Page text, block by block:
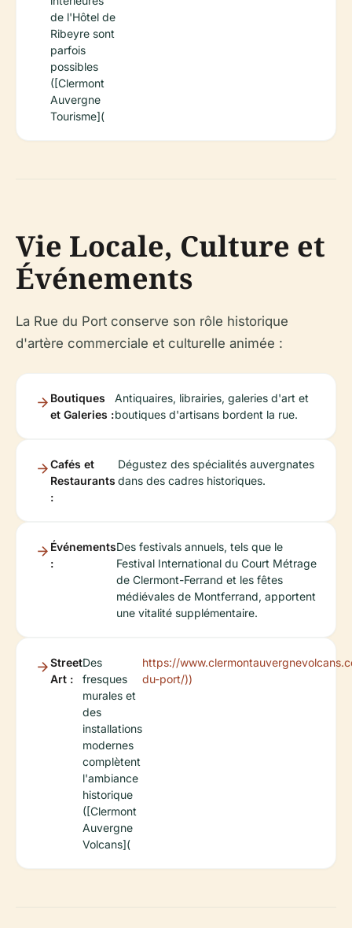
de l'Hôtel de
Ribeyre sont
parfois
possibles
([Clermont
Auvergne
Tourisme](
Vie Locale, Culture et
Événements
La Rue du Port conserve son rôle historique
d'artère commerciale et culturelle animée :
Boutiques
et Galeries :
Antiquaires, librairies, galeries d'art et
boutiques d'artisans bordent la rue.
Cafés et
Restaurants
:
Dégustez des spécialités auvergnates
dans des cadres historiques.
Événements
:
Des festivals annuels, tels que le
Festival International du Court Métrage
de Clermont-Ferrand et les fêtes
médiévales de Montferrand, apportent
une vitalité supplémentaire.
Street
Art :
Des
fresques
murales et
des
installations
modernes
complètent
l'ambiance
historique
([Clermont
Auvergne
Volcans](
https://
du-port/))